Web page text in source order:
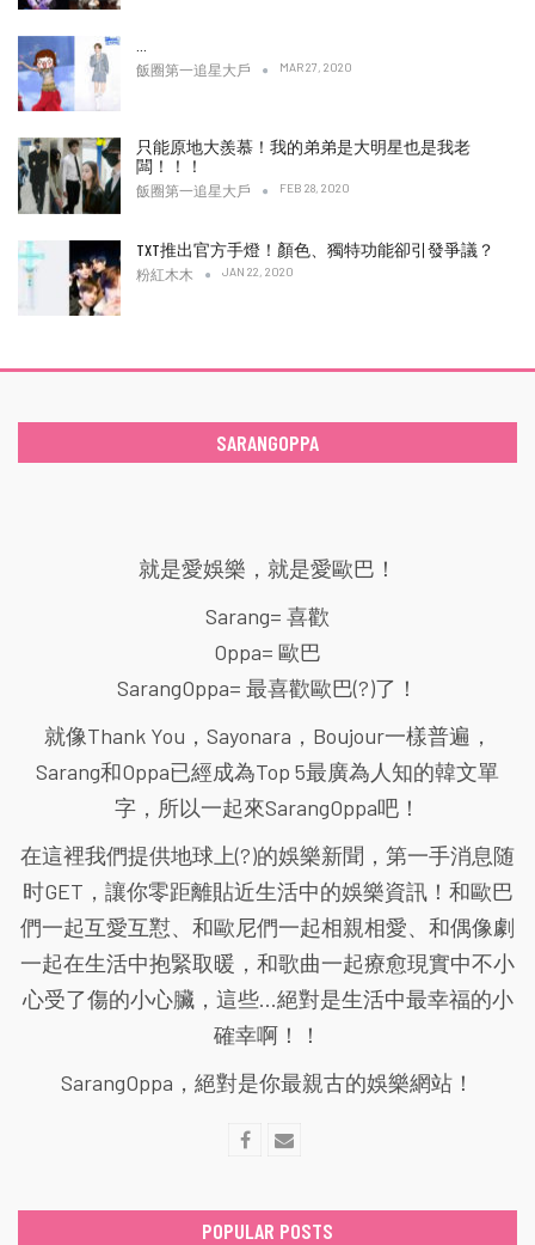
飯圈第一追星大戶 MAR 27, 2020
只能原地大羨慕！我的弟弟是大明星也是我老
闆！！！
飯圈第一追星大戶 FEB 28, 2020
TXT推出官方手燈！顏色、獨特功能卻引發爭議？
粉紅木木 JAN 22, 2020
SARANGOPPA
就是愛娛樂，就是愛歐巴！
Sarang= 喜歡
Oppa= 歐巴
SarangOppa= 最喜歡歐巴(?)了！
就像Thank You，Sayonara，Boujour一樣普遍，
Sarang和Oppa已經成為Top 5最廣為人知的韓文單
字，所以一起來SarangOppa吧！
在這裡我們提供地球上(?)的娛樂新聞，第一手消息随
时GET，讓你零距離貼近生活中的娛樂資訊！和歐巴
們一起互愛互懟、和歐尼們一起相親相愛、和偶像劇
一起在生活中抱緊取暖，和歌曲一起療愈現實中不小
心受了傷的小心臟，這些...絕對是生活中最幸福的小
確幸啊！！
SarangOppa，絕對是你最親古的娛樂網站！
POPULAR POSTS